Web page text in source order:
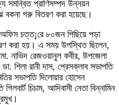
সমন্বিত প্রাণিসম্পদ উন্নয়ন
বকনা গরু বিতরণ করা হয়েছে।
অফিস চত্ত¡রে ৮০জন পিছিয়ে পড়া
করা হয়। এ সময় উপস্থিত ছিলেন,
নাভিদ রেজওয়ানুল কবীর, উপজেলা
শিলা রানী দাস, প্রেসক্লাব সভাপতি
সভাপতি দিলোয়ার হোসেন
চিচাম, আদিবাসী নেতা বিন্নামিন